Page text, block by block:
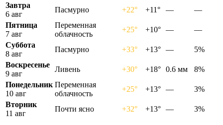
Завтра
6 авг
Пасмурно +22° +11° —
—
Пятница
7 авг
Переменная
облачность
+25° +10° —
—
Суббота
8 авг
Пасмурно +33° +13° —
5%
Воскресенье
9 авг
Ливень +30° +18° 0.6 мм
8%
Понедельник
10 авг
Переменная
облачность
+25° +13° —
3%
Вторник
11 авг
Почти ясно +32° +13° — 3%